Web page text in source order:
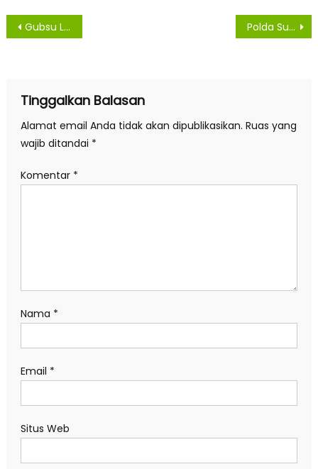
Navigasi
Gubsu Lantik Wali Kota dan Wakil Wali Kota Medan Priode 2021-2024 Polda Sumut Amankan Dua Pengedar Narkotika dan Sita 2 Kg Sabu
Tinggalkan Balasan
Alamat email Anda tidak akan dipublikasikan. Ruas yang
wajib ditandai *
Komentar *
Nama *
Email *
Situs Web